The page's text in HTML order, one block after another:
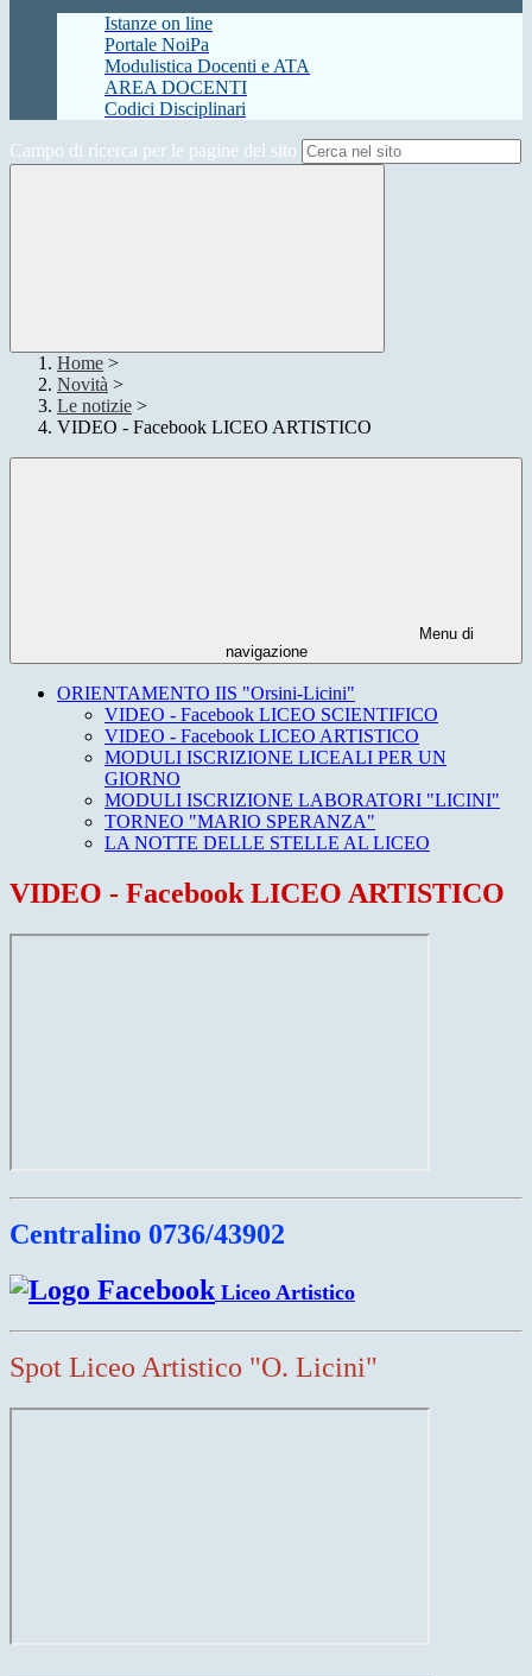
Istanze on line
Portale NoiPa
Modulistica Docenti e ATA
AREA DOCENTI
Codici Disciplinari
Campo di ricerca per le pagine del sito
Home >
Novità >
Le notizie >
VIDEO - Facebook LICEO ARTISTICO
Menu di
navigazione
ORIENTAMENTO IIS "Orsini-Licini"
VIDEO - Facebook LICEO SCIENTIFICO
VIDEO - Facebook LICEO ARTISTICO
MODULI ISCRIZIONE LICEALI PER UN
GIORNO
MODULI ISCRIZIONE LABORATORI "LICINI"
TORNEO "MARIO SPERANZA"
LA NOTTE DELLE STELLE AL LICEO
VIDEO - Facebook LICEO ARTISTICO
Centralino 0736/43902
Liceo Artistico
Spot Liceo Artistico "O. Licini"